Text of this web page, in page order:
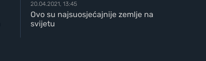
20.04.2021, 13:45
Ovo su najsuosjećajnije zemlje na
svijetu